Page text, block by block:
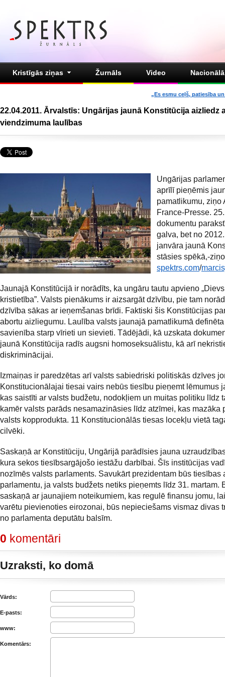
Kristīgās ziņas Žurnāls Video
„Es esmu ceļš, patiesība
22.04.2011. Ārvalstīs: Ungārijas jaunā Konstitūcija aizliedz
viendzimuma laulības
Ungārijas
aprīlī pieņēmis
pamatlikumu, ziņo
France-Presse.
dokumentu
galva, bet no
janvāra jaunā
stāsies spēkā,-ziņo
spektrs.com/
Jaunajā Konstitūcijā ir norādīts, ka ungāru tautu apvieno
kristietība”. Valsts pienākums ir aizsargāt dzīvību, pie tam
dzīvība sākas ar ieņemšanas brīdi. Faktiski šis Konstitūcijas
abortu aizliegumu. Laulība valsts jaunajā pamatlikumā
savienība starp vīrieti un sievieti. Tādējādi, kā uzskata
jaunā Konstitūcija radīs augsni homoseksuālistu, kā arī
diskriminācijai.
Izmaiņas ir paredzētas arī valsts sabiedriski politiskās dzīves
Konstitucionālajai tiesai vairs nebūs tiesību pieņemt lēmumus
kas saistīti ar valsts budžetu, nodokļiem un muitas politiku līdz
kamēr valsts parāds nesamazināsies līdz atzīmei, kas mazāka
valsts kopprodukta. 11 Konstitucionālās tiesas locekļu vietā
cilvēki.
Saskaņā ar Konstitūciju, Ungārijā parādīsies jauna
kura sekos tiesībsargājošo iestāžu darbībai. Šīs institūcijas
nozīmēs valsts parlaments. Savukārt prezidentam būs tiesības
parlamentu, ja valsts budžets netiks pieņemts līdz 31. martam.
saskaņā ar jaunajiem noteikumiem, kas regulē finansu jomu,
varētu pievienoties eirozonai, būs nepieciešams vismaz divas
no parlamenta deputātu balsīm.
0 komentāri
Uzraksti, ko domā
Vārds:
E-pasts:
www:
Komentārs: